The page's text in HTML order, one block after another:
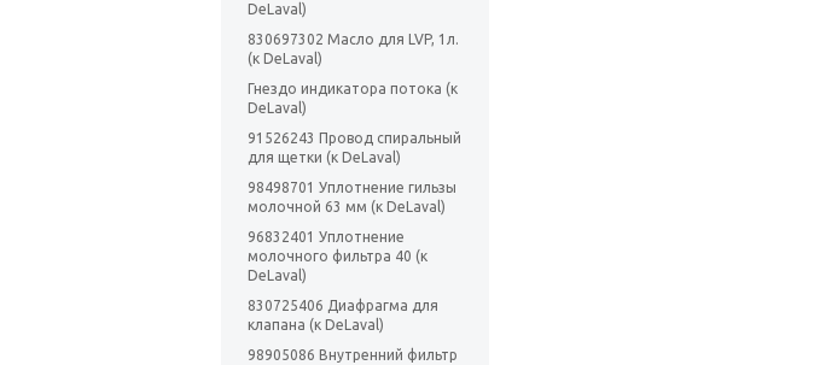
DeLaval)
830697302 Масло для LVP, 1л.
(к DeLaval)
Гнездо индикатора потока (к
DeLaval)
91526243 Провод спиральный
для щетки (к DeLaval)
98498701 Уплотнение гильзы
молочной 63 мм (к DeLaval)
96832401 Уплотнение
молочного фильтра 40 (к
DeLaval)
830725406 Диафрагма для
клапана (к DeLaval)
98905086 Внутренний фильтр